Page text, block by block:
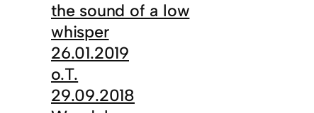
the sound of a low
whisper
26.01.2019
o.T.
29.09.2018